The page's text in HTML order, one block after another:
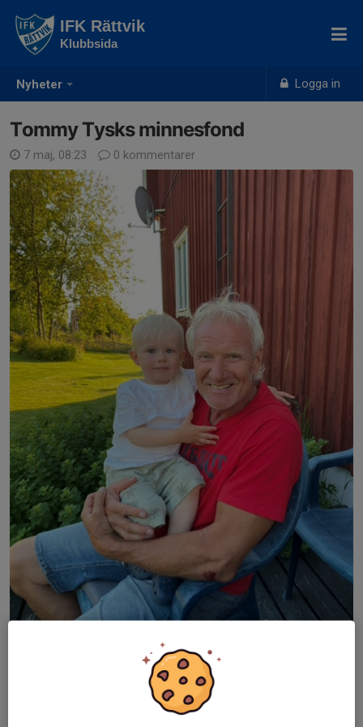
Nyheter Logga in
IFK Rättvik
Klubbsida
Tommy Tysks minnesfond
7 maj, 08:23 0 kommentarer
💙
IFK Rättvik Alliansen har instiftat Tommy Tysks Minnesfond för
att hedra minnet av en djupt engagerad och uppskattad person
Tommy Tysk var under många år en drivande kraft inom olika